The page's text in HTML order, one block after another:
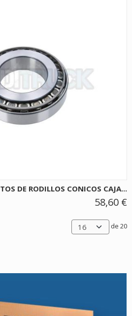
DE RODILLOS CONICOS CAJA...
58,60 €
de 20